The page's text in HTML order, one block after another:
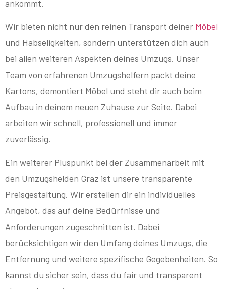
ankommt.
Wir bieten nicht nur den reinen Transport deiner Möbel
und Habseligkeiten, sondern unterstützen dich auch
bei allen weiteren Aspekten deines Umzugs. Unser
Team von erfahrenen Umzugshelfern packt deine
Kartons, demontiert Möbel und steht dir auch beim
Aufbau in deinem neuen Zuhause zur Seite. Dabei
arbeiten wir schnell, professionell und immer
zuverlässig.
Ein weiterer Pluspunkt bei der Zusammenarbeit mit
den Umzugshelden Graz ist unsere transparente
Preisgestaltung. Wir erstellen dir ein individuelles
Angebot, das auf deine Bedürfnisse und
Anforderungen zugeschnitten ist. Dabei
berücksichtigen wir den Umfang deines Umzugs, die
Entfernung und weitere spezifische Gegebenheiten. So
kannst du sicher sein, dass du fair und transparent